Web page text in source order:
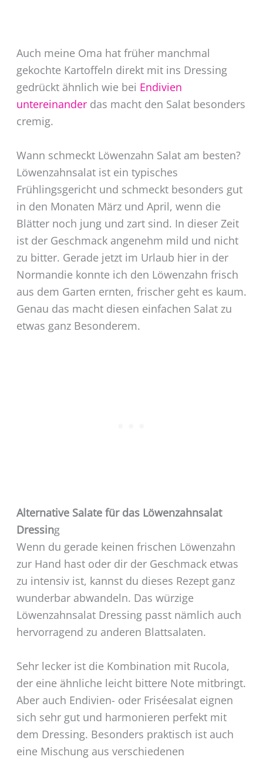
Auch meine Oma hat früher manchmal
gekochte Kartoffeln direkt mit ins Dressing
gedrückt ähnlich wie bei Endivien
untereinanderdas macht den Salat besonders
cremig.
Wann schmeckt Löwenzahn Salat am besten?
Löwenzahnsalat ist ein typisches
Frühlingsgericht und schmeckt besonders gut
in den Monaten März und April, wenn die
Blätter noch jung und zart sind. In dieser Zeit
ist der Geschmack angenehm mild und nicht
zu bitter. Gerade jetzt im Urlaub hier in der
Normandie konnte ich den Löwenzahn frisch
aus dem Garten ernten, frischer geht es kaum.
Genau das macht diesen einfachen Salat zu
etwas ganz Besonderem.
Alternative Salate für das Löwenzahnsalat
Dressing
Wenn du gerade keinen frischen Löwenzahn
zur Hand hast oder dir der Geschmack etwas
zu intensiv ist, kannst du dieses Rezept ganz
wunderbar abwandeln. Das würzige
Löwenzahnsalat Dressing passt nämlich auch
hervorragend zu anderen Blattsalaten.
Sehr lecker ist die Kombination mit Rucola,
der eine ähnliche leicht bittere Note mitbringt.
Aber auch Endivien- oder Friséesalat eignen
sich sehr gut und harmonieren perfekt mit
dem Dressing. Besonders praktisch ist auch
eine Mischung aus verschiedenen